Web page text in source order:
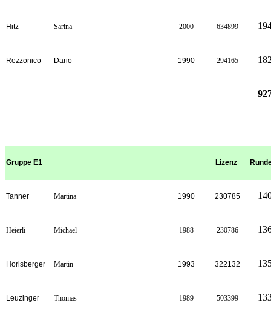
Hitz Sarina 2000 634899
Rezzonico Dario 1990 294165
Gruppe E1 Lizenz
Tanner Martina 1990 230785
Heierli Michael 1988 230786
Horisberger Martin 1993 322132
Leuzinger Thomas 1989 503399